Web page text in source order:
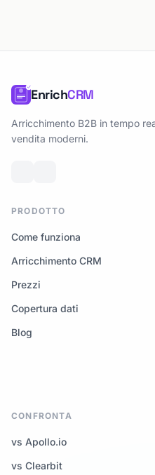
EnrichCRM
Arricchimento B2B in tempo
vendita moderni.
PRODOTTO
Come funziona
Arricchimento CRM
Prezzi
Copertura dati
Blog
CONFRONTA
vs Apollo.io
vs Clearbit